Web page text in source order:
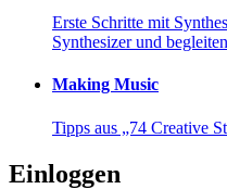
Erste Schritte mit
Synthesizer und
Making Music
Tipps aus „74 Creative
Einloggen